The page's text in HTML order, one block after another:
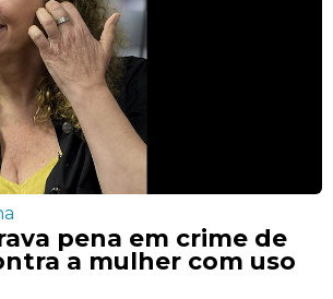
pena em crime de
a mulher com uso